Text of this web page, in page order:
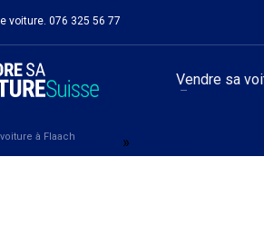
voiture. 076 325 56 77
Vendre sa
»
à Flaach